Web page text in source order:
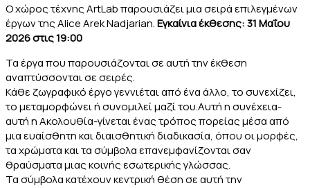
O χώρος τέχνης ArtLab παρουσιάζει μια σειρά επιλεγμένων
έργων της Alice Arek Nadjarian.Εγκαίνια έκθεσης: 31 Μαΐου
2026 στις 19:00
Τα έργα που παρουσιάζονται σε αυτή την έκθεση
αναπτύσσονται σε σειρές.
Κάθε ζωγραφικό έργο γεννιέται από ένα άλλο, το συνεχίζει,
το μεταμορφώνει ή συνομιλεί μαζί του.Αυτή η συνέχεια-
αυτή η Ακολουθία-γίνεται ένας τρόπος πορείας μέσα από
μια ευαίσθητη και διαισθητική διαδικασία, όπου οι μορφές,
τα χρώματα και τα σύμβολα επανεμφανίζονται σαν
θραύσματα μιας κοινής εσωτερικής γλώσσας.
Τα σύμβολα κατέχουν κεντρική θέση σε αυτή την